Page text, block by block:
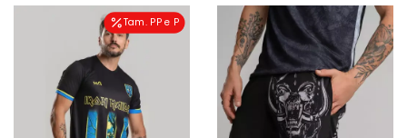
Tam. PP e P